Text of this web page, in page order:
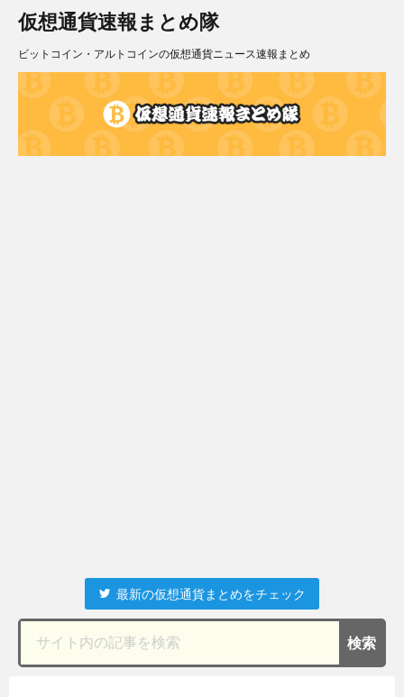
仮想通貨速報まとめ隊
ビットコイン・アルトコインの仮想通貨ニュース速報まとめ
最新の仮想通貨まとめをチェック